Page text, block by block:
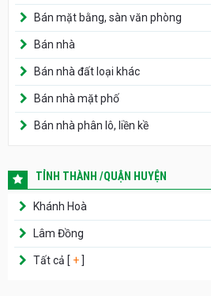
Bán mặt bằng, sàn văn phòng
Bán nhà
Bán nhà đất loại khác
Bán nhà mặt phố
Bán nhà phân lô, liền kề
TỈNH THÀNH /QUẬN HUYỆN
Khánh Hoà
Lâm Đồng
Tất cả [ +]